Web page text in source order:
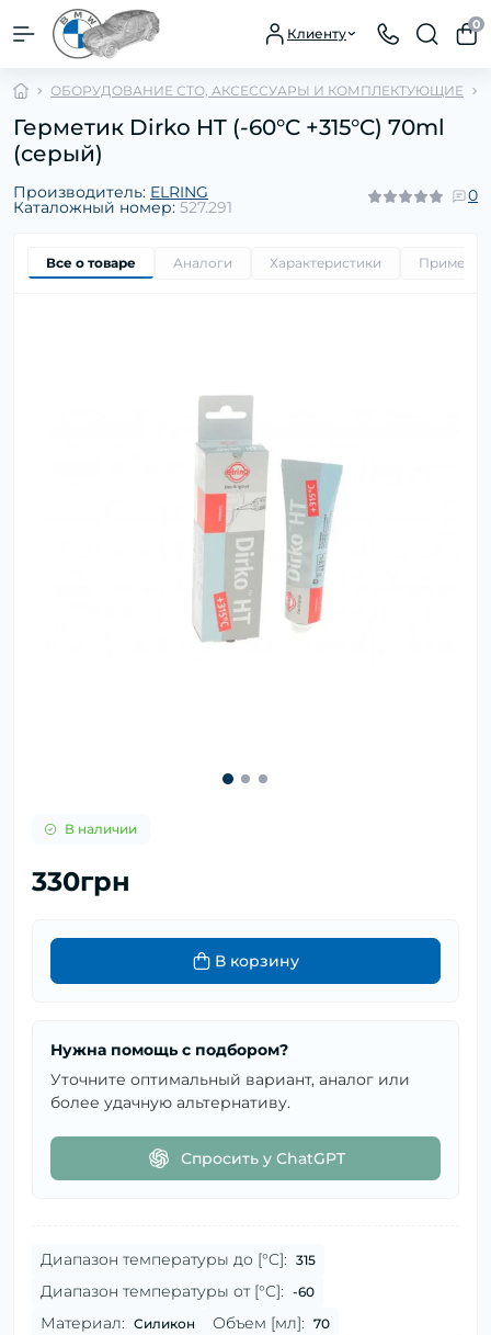
Клиенту
0
ОБОРУДОВАНИЕ СТО, АКСЕССУАРЫ И КОМПЛЕКТУЮЩИЕ
Герметик Dirko HT (-60°C +315°C) 70ml
(серый)
Производитель: ELRING
Каталожный номер: 527.291
0
Все о товаре Аналоги Характеристики
В наличии
330грн
В корзину
Нужна помощь с подбором?
Уточните оптимальный вариант, аналог или
более удачную альтернативу.
Спросить у ChatGPT
Диапазон температуры до [°C]: 315
Диапазон температуры от [°C]: -60
Материал: Силикон Объем [мл]: 70